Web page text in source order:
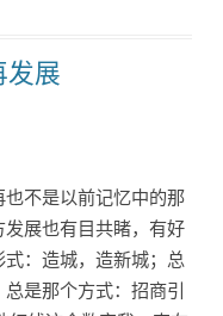
发展
不是以前记忆中的那
展也有目共睹，有好
：造城，造新城；总
是那个方式：招商引